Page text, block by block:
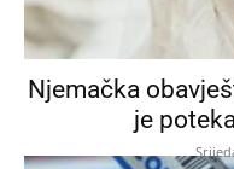
Njemačka
je